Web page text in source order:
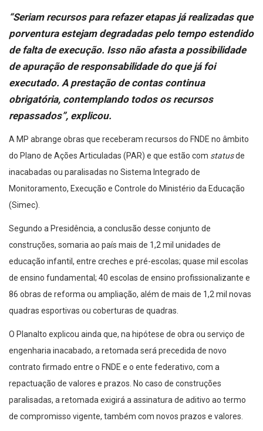
“Seriam recursos para refazer etapas já realizadas que
porventura estejam degradadas pelo tempo estendido
de falta de execução. Isso não afasta a possibilidade
de apuração de responsabilidade do que já foi
executado. A prestação de contas continua
obrigatória, contemplando todos os recursos
repassados”, explicou.
A MP abrange obras que receberam recursos do FNDE no âmbito
do Plano de Ações Articuladas (PAR) e que estão com statusde
inacabadas ou paralisadas no Sistema Integrado de
Monitoramento, Execução e Controle do Ministério da Educação
(Simec).
Segundo a Presidência, a conclusão desse conjunto de
construções, somaria ao país mais de 1,2 mil unidades de
educação infantil, entre creches e pré-escolas; quase mil escolas
de ensino fundamental; 40 escolas de ensino profissionalizante e
86 obras de reforma ou ampliação, além de mais de 1,2 mil novas
quadras esportivas ou coberturas de quadras.
O Planalto explicou ainda que, na hipótese de obra ou serviço de
engenharia inacabado, a retomada será precedida de novo
contrato firmado entre o FNDE e o ente federativo, com a
repactuação de valores e prazos. No caso de construções
paralisadas, a retomada exigirá a assinatura de aditivo ao termo
de compromisso vigente, também com novos prazos e valores.